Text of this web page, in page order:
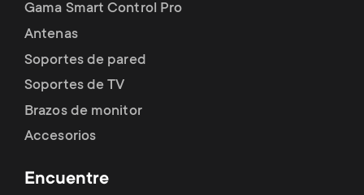
Gama Smart Control Pro
Antenas
Soportes de pared
Soportes de TV
Brazos de monitor
Accesorios
Encuentre